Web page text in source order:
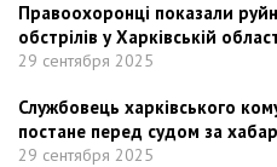
Правоохоронці показали
обстрілів у Харківській
29 сентября 2025
Службовець харківського
постане перед судом за хабар
29 сентября 2025